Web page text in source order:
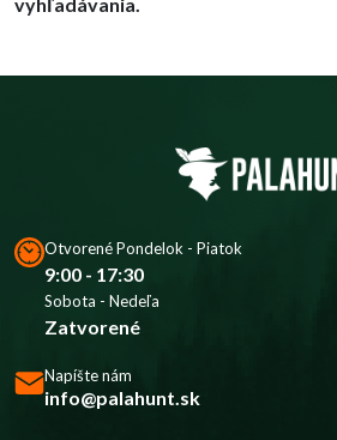
Otvorené Pondelok - Piatok
9:00 - 17:30
Sobota - Nedeľa
Zatvorené
Napíšte nám
info@palahunt.sk